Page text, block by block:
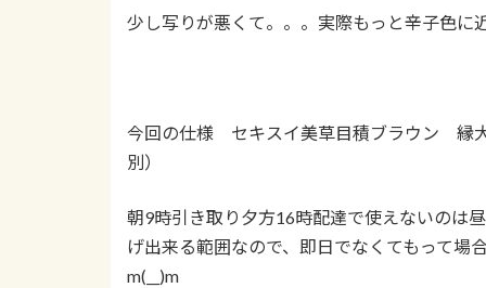
少し写りが悪くて。。。実際もっと辛子色
今回の仕様 セキスイ美草目積ブラウン 縁
別）
朝9時引き取り夕方16時配達で使えないのは
げ出来る範囲なので、即日でなくてもって場
m(__)m